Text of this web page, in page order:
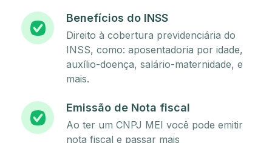
Benefícios do INSS
Direito à cobertura previdenciária do
INSS, como: aposentadoria por idade,
auxílio-doença, salário-maternidade, e
mais.
Emissão de Nota fiscal
Ao ter um CNPJ MEI você pode emitir
nota fiscal e passar mais